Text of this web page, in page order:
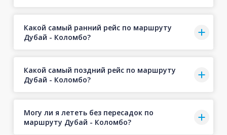
Какой самый ранний рейс по маршруту
Дубай - Коломбо?
Какой самый поздний рейс по маршруту
Дубай - Коломбо?
Могу ли я лететь без пересадок по
маршруту Дубай - Коломбо?